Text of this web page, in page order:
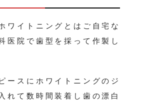
ワイトニングとはご自宅な
医院で歯型を採って作製し
ースにホワイトニングのジ
れて数時間装着し歯の漂白